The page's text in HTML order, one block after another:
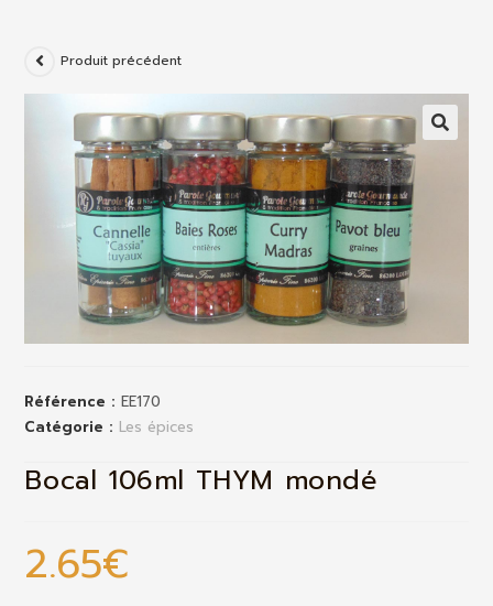
Produit précédent
Référence :EE170
Catégorie : Les épices
Bocal 106ml THYM mondé
2.65€